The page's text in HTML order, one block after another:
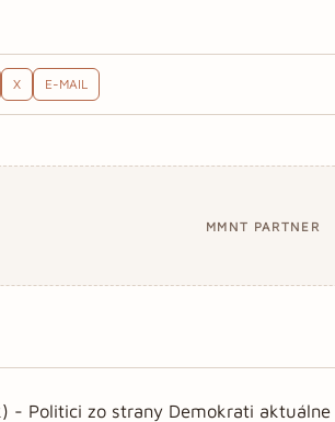
X E-MAIL
MMNT PARTNER
- Politici zo strany Demokrati